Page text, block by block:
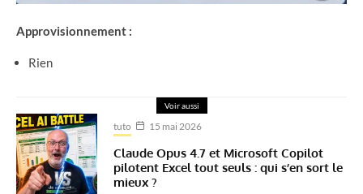
Approvisionnement :
Rien
Voir aussi
tuto 15 mai 2026
Claude Opus 4.7 et Microsoft Copilot
pilotent Excel tout seuls : qui s’en sort le
mieux ?